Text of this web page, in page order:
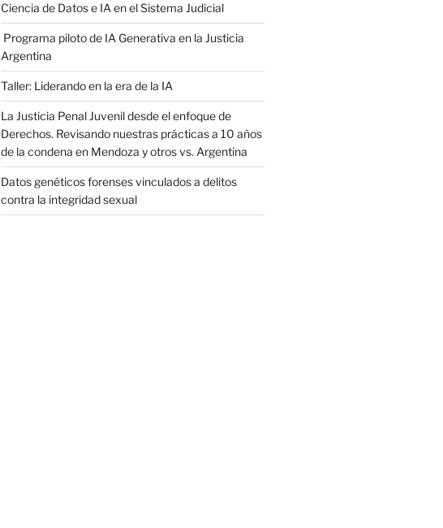
Ciencia de Datos e IA en el Sistema Judicial
Programa piloto de IA Generativa en la Justicia
Argentina
Taller: Liderando en la era de la IA
La Justicia Penal Juvenil desde el enfoque de
Derechos. Revisando nuestras prácticas a 10 años
de la condena en Mendoza y otros vs. Argentina
Datos genéticos forenses vinculados a delitos
contra la integridad sexual